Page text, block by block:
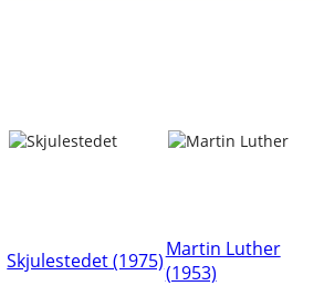
Skjulestedet (1975)Martin Luther
(1953)